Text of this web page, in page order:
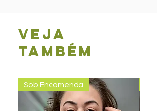
Veja
também
Sob Encomenda